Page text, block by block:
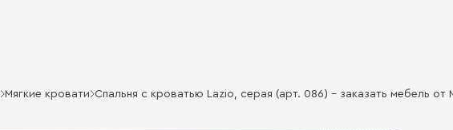
Мягкие кровати Спальня с кроватью Lazio, серая (арт. 086) - заказать мебель от